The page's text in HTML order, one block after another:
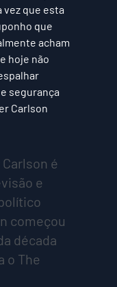
vez que esta
que
acham
hoje não
segurança
Carlson
é
e
começou
década
o The